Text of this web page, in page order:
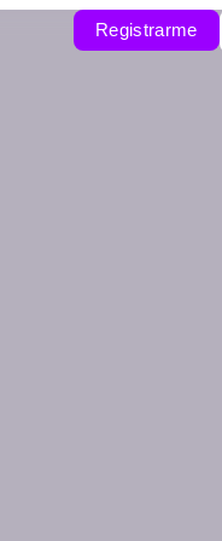
Registrarme